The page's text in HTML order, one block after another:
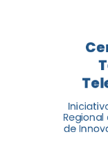
El
tres
de